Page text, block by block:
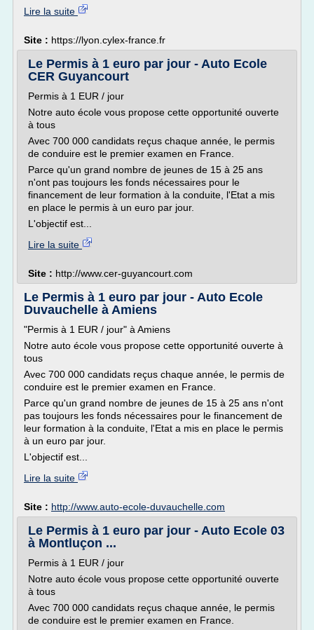
Lire la suite
Site : https://lyon.cylex-france.fr
Le Permis à 1 euro par jour - Auto Ecole
CER Guyancourt
Permis à 1 EUR / jour
Notre auto école vous propose cette opportunité ouverte
à tous
Avec 700 000 candidats reçus chaque année, le permis
de conduire est le premier examen en France.
Parce qu'un grand nombre de jeunes de 15 à 25 ans
n'ont pas toujours les fonds nécessaires pour le
financement de leur formation à la conduite, l'Etat a mis
en place le permis à un euro par jour.
L'objectif est...
Lire la suite
Site : http://www.cer-guyancourt.com
Le Permis à 1 euro par jour - Auto Ecole
Duvauchelle à Amiens
"Permis à 1 EUR / jour" à Amiens
Notre auto école vous propose cette opportunité ouverte à
tous
Avec 700 000 candidats reçus chaque année, le permis de
conduire est le premier examen en France.
Parce qu'un grand nombre de jeunes de 15 à 25 ans n'ont
pas toujours les fonds nécessaires pour le financement de
leur formation à la conduite, l'Etat a mis en place le permis
à un euro par jour.
L'objectif est...
Lire la suite
Site : http://www.auto-ecole-duvauchelle.com
Le Permis à 1 euro par jour - Auto Ecole 03
à Montluçon ...
Permis à 1 EUR / jour
Notre auto école vous propose cette opportunité ouverte
à tous
Avec 700 000 candidats reçus chaque année, le permis
de conduire est le premier examen en France.